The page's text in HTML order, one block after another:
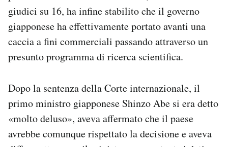
giudici su 16, ha infine stabilito che il governo
giapponese ha effettivamente portato avanti una
caccia a fini commerciali passando attraverso un
presunto programma di ricerca scientifica.
Dopo la sentenza della Corte internazionale, il
primo ministro giapponese Shinzo Abe si era detto
«molto deluso», aveva affermato che il paese
avrebbe comunque rispettato la decisione e aveva